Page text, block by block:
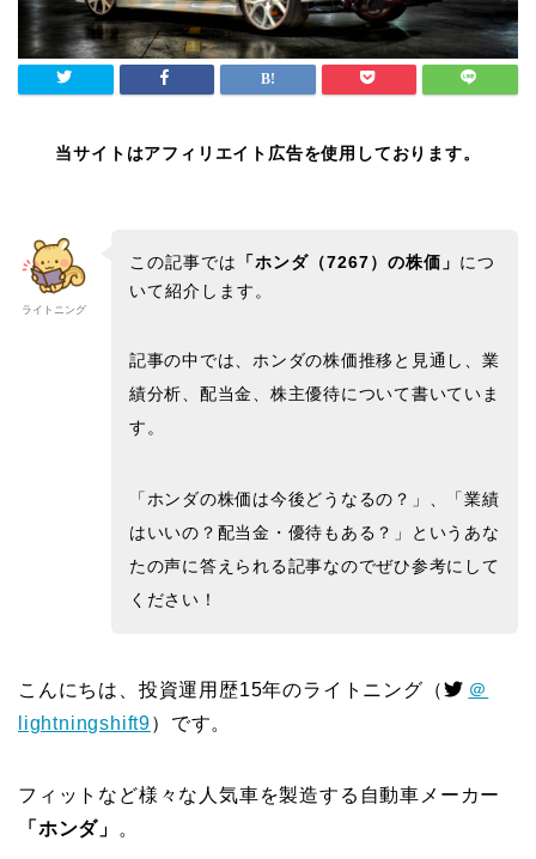
当サイトはアフィリエイト広告を使用しております。
ライトニング
この記事では 「ホンダ（7267）の株価 」 につ
いて紹介します。
記事の中では、ホンダの株価推移と見通し、業
績分析、配当金、株主優待について書いていま
す。
「ホンダの株価は今後どうなるの？」、「業績
はいいの？配当金・優待もある？」
というあな
たの声に答えられる記事なのでぜひ参考にして
ください！
こんにちは、投資運用歴15年のライトニング（
＠
lightningshift9）です。
フィットなど様々な人気車を製造する自動車メーカー
「ホンダ」
。